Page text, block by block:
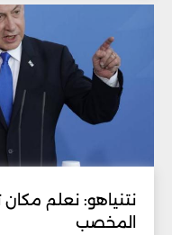
نتنياهو: نعلم مكان
المخصب